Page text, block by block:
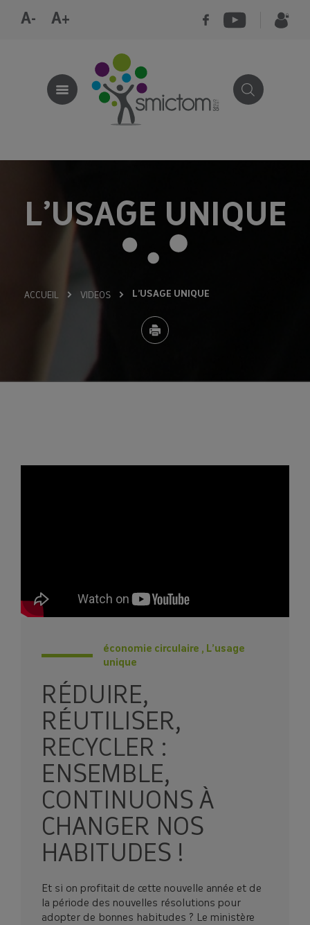
A- A+
L’USAGE UNIQUE
ACCUEIL VIDEOS L’USAGE UNIQUE
économie circulaire , L’usage
unique
RÉDUIRE,
RÉUTILISER,
RECYCLER :
ENSEMBLE,
CONTINUONS À
CHANGER NOS
HABITUDES !
Et si on profitait de cette nouvelle année et de
la période des nouvelles résolutions pour
adopter de bonnes habitudes ? Le ministère